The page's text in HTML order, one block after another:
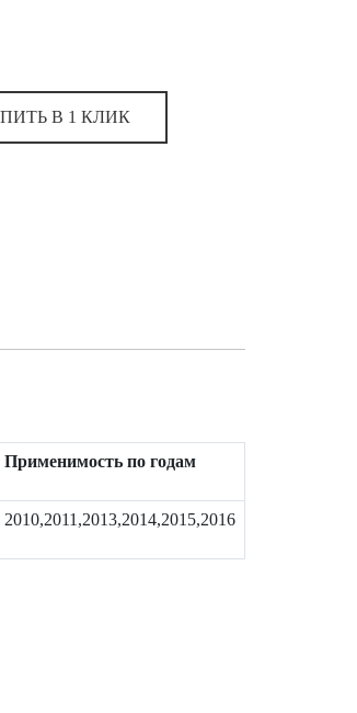
В 1 КЛИК
Применимость по годам
2010,2011,2013,2014,2015,2016